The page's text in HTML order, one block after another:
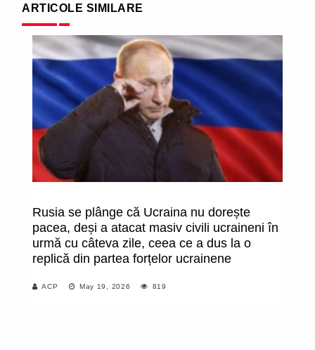
ARTICOLE SIMILARE
Rusia se plânge că Ucraina nu dorește
pacea, deși a atacat masiv civili ucraineni în
urmă cu câteva zile, ceea ce a dus la o
replică din partea forțelor ucrainene
ACP May 19, 2026 819